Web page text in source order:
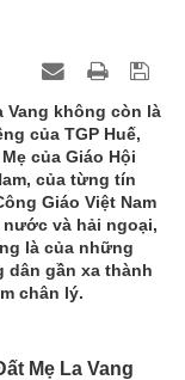
Vang không còn là
của TGP Huế,
của Giáo Hội
của từng tín
Giáo Việt Nam
và hải ngoại,
là của những
dân gần xa thành
chân lý.
Mẹ La Vang